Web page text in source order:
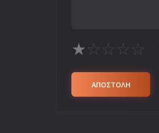
★☆☆☆☆
ΑΠΟΣΤΟΛΗ